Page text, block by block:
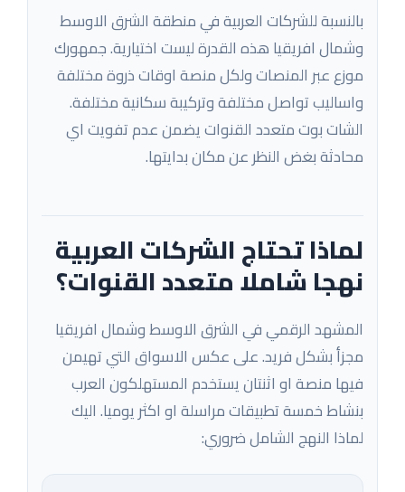
بالنسبة للشركات العربية في منطقة الشرق الاوسط
وشمال افريقيا هذه القدرة ليست اختيارية. جمهورك
موزع عبر المنصات ولكل منصة اوقات ذروة مختلفة
واساليب تواصل مختلفة وتركيبة سكانية مختلفة.
الشات بوت متعدد القنوات يضمن عدم تفويت اي
محادثة بغض النظر عن مكان بدايتها.
لماذا تحتاج الشركات العربية
نهجا شاملا متعدد القنوات؟
المشهد الرقمي في الشرق الاوسط وشمال افريقيا
مجزأ بشكل فريد. على عكس الاسواق التي تهيمن
فيها منصة او اثنتان يستخدم المستهلكون العرب
بنشاط خمسة تطبيقات مراسلة او اكثر يوميا. اليك
لماذا النهج الشامل ضروري: